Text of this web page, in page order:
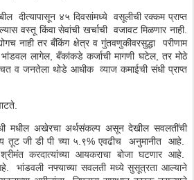
दीत्यापासून ४५ दिवसांमध्ये वसूलीची रक्कम प्राप्त
वस्तू किंवा सेवांची खर्चाची वजावट मिळणार नाही.
नाही तर बँकिंग क्षेत्र व गुंतवणुकीवरसुद्धा परीणाम
लागेल, बँकांकडे कर्जाची मागणी घटेल, तर मोठे
व जनतेला थोडे आधीक व्याज कमाईची संधी प्राप्त
मधील अखेरचा अर्थसंकल्प असून देखील सवलतींची
तूट जी डी पी च्या ५.९% एवढीच अनुमानीत आहे.
करदात्यांच्या आयकराचा बोजा घटणार आहे.
आहे. भांडवली नफ्याच्या सवलती मध्ये सुसूत्रता आल्याने